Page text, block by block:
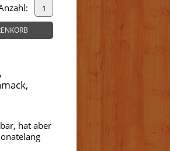
hat aber